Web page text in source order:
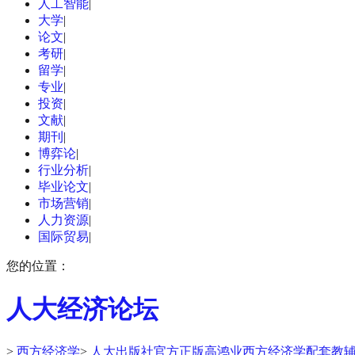
人工智能|
大学|
论文|
考研|
留学|
专业|
投资|
文献|
期刊 |
博弈论|
行业分析|
毕业论文|
市场营销|
人力资源|
国际贸易|
您的位置：
人大经济论坛
> 西方经济学> 人大出版社官方正版高鸿业西方经济学配套教